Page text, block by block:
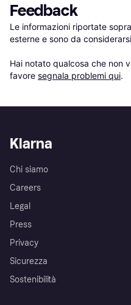
Feedback
Le informazioni riportate
esterne e sono da
Hai notato qualcosa che non
favore segnala problemi qui.
Klarna
Chi siamo
Careers
Legal
Press
Privacy
Sicurezza
Sostenibilità